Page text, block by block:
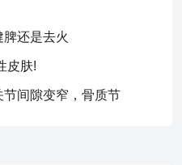
脾还是去火
皮肤!
间隙变窄，骨质节